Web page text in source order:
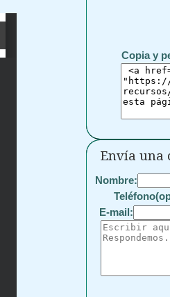
Copia y
Envía una
Nombre:
E-mail: